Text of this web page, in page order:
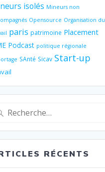
isolés Mineurs non
Opensource Organisation du
paris patrimoine Placement
Podcast politique régionale
SAnté Sicav Start-up
RÉCENTS